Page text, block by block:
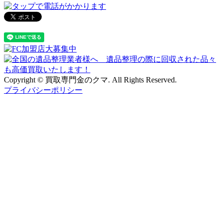
Copyright © 買取専門金のクマ. All Rights Reserved.
プライバシーポリシー